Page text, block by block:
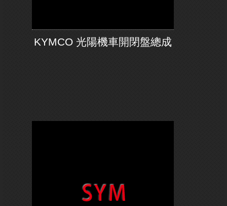
KYMCO 光陽機車開閉盤總成